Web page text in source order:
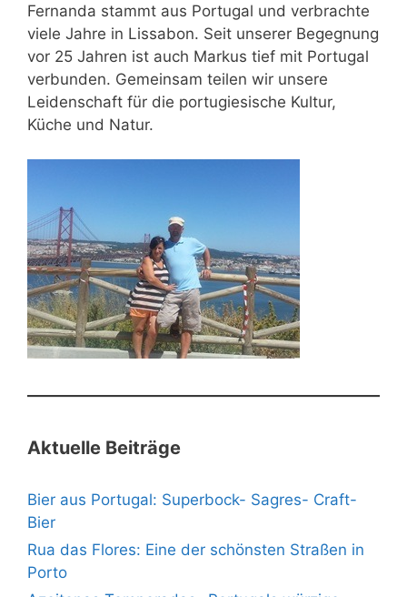
Fernanda stammt aus Portugal und verbrachte
viele Jahre in Lissabon. Seit unserer Begegnung
vor 25 Jahren ist auch Markus tief mit Portugal
verbunden. Gemeinsam teilen wir unsere
Leidenschaft für die portugiesische Kultur,
Küche und Natur.
Aktuelle Beiträge
Bier aus Portugal: Superbock- Sagres- Craft-
Bier
Rua das Flores: Eine der schönsten Straßen in
Porto